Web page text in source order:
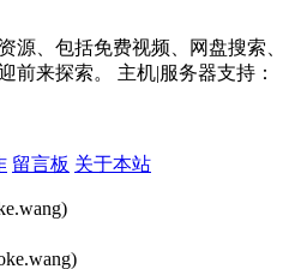
源、包括免费视频、网盘搜索、
前来探索。 主机|服务器支持：
留言板 关于本站